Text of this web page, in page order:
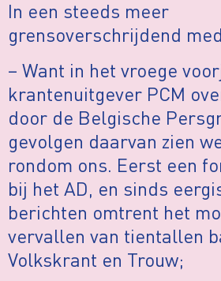
In een steeds meer
grensoverschrijdend
– Want in het vroege
krantenuitgever PCM
door de Belgische
gevolgen daarvan zien
rondom ons. Eerst een
bij het AD, en sinds
berichten omtrent het
vervallen van tientallen
Volkskrant en Trouw;